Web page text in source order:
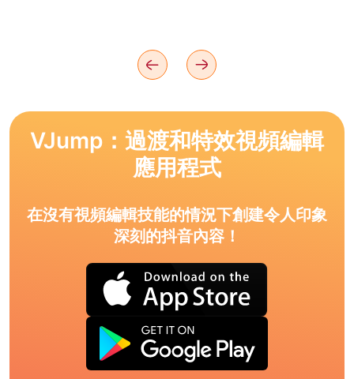
VJump：過渡和特效視頻編輯
應用程式
在沒有視頻編輯技能的情況下創建令人印象
深刻的抖音內容！